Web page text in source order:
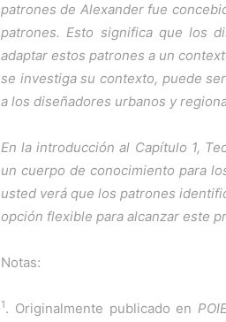
patrones de Alexander fue
patrones. Esto significa que los
adaptar estos patrones a un
se investiga su contexto, puede
a los diseñadores urbanos y
En la introducción al Capítulo 1,
un cuerpo de conocimiento para
usted verá que los patrones
opción flexible para alcanzar este
Notas:
1. Originalmente publicado en